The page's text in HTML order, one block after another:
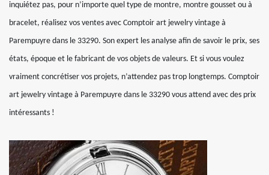
inquiétez pas, pour n’importe quel type de montre, montre gousset ou à
bracelet, réalisez vos ventes avec Comptoir art jewelry vintage à
Parempuyre dans le 33290. Son expert les analyse afin de savoir le prix, ses
états, époque et le fabricant de vos objets de valeurs. Et si vous voulez
vraiment concrétiser vos projets, n’attendez pas trop longtemps. Comptoir
art jewelry vintage à Parempuyre dans le 33290 vous attend avec des prix
intéressants !